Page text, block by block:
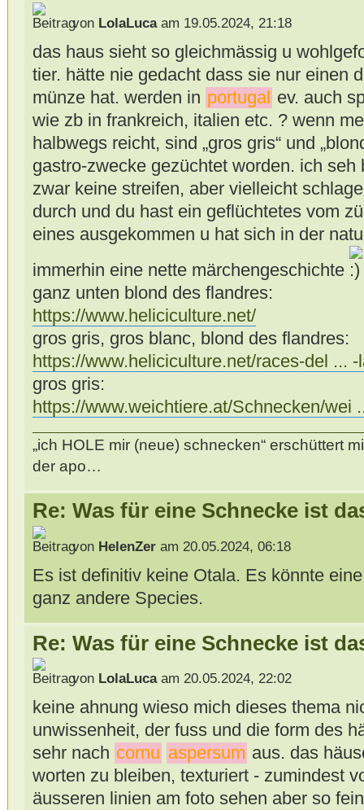
von LolaLucaam 19.05.2024, 21:18
das haus sieht so gleichmässig u
tier. hätte nie gedacht dass sie nur einen
münze hat. werden in portugal ev. auch
wie zb in frankreich, italien etc. ? wenn
halbwegs reicht, sind „gros gris“ und
gastro-zwecke gezüchtet worden. ich
zwar keine streifen, aber vielleicht
durch und du hast ein geflüchtetes vom
eines ausgekommen u hat sich in der
immerhin eine nette märchengeschichte
ganz unten blond des flandres:
https://www.heliciculture.net/
gros gris, gros blanc, blond des flandres:
https://www.heliciculture.net/races-del ... -
gros gris:
https://www.weichtiere.at/Schnecken/wei
„ich HOLE mir (neue) schnecken“ erschüttert
der apo…
Re: Was für eine Schnecke ist
von HelenZeram 20.05.2024, 06:18
Es ist definitiv keine Otala. Es könnte
ganz andere Species.
Re: Was für eine Schnecke ist
von LolaLucaam 20.05.2024, 22:02
keine ahnung wieso mich dieses thema
unwissenheit, der fuss und die form des
sehr nach cornu aspersum aus. das
worten zu bleiben, texturiert - zumindest
äusseren linien am foto sehen aber so